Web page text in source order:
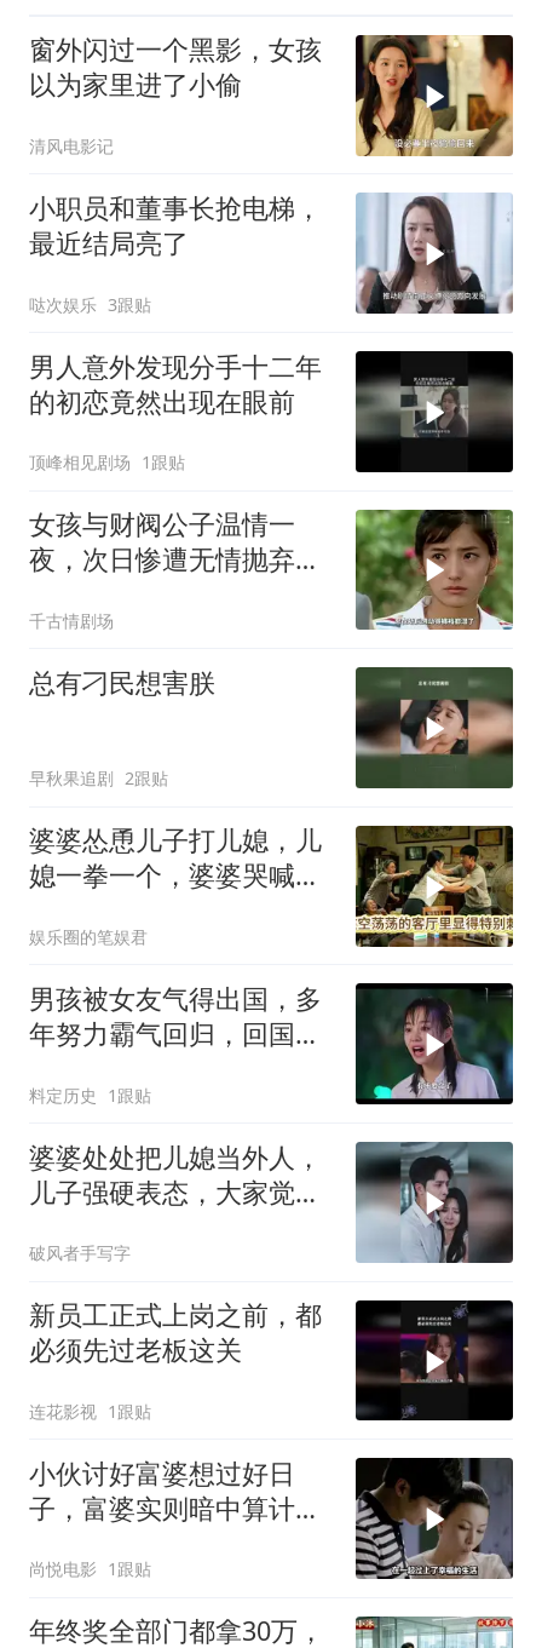
窗外闪过一个黑影，女孩
以为家里进了小偷
清风电影记
小职员和董事长抢电梯，
最近结局亮了
哒次娱乐 3跟贴
男人意外发现分手十二年
的初恋竟然出现在眼前
顶峰相见剧场 1跟贴
女孩与财阀公子温情一
夜，次日惨遭无情抛弃，
千古情剧场
总有刁民想害朕
早秋果追剧 2跟贴
婆婆怂恿儿子打儿媳，儿
媳一拳一个，婆婆哭喊：
娱乐圈的笔娱君
男孩被女友气得出国，多
年努力霸气回归，回国只
料定历史 1跟贴
婆婆处处把儿媳当外人，
儿子强硬表态，大家觉得
破风者手写字
新员工正式上岗之前，都
必须先过老板这关
连花影视 1跟贴
小伙讨好富婆想过好日
子，富婆实则暗中算计，
尚悦电影 1跟贴
年终奖全部门都拿30万，